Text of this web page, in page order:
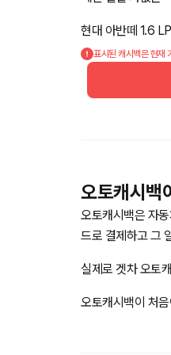
현대 아반떼 1.6
표시된 캐시백은 현재
오토캐시백
오토캐시백은 자
드로 결제하고 그
실제로 겟차 오토
오토캐시백이 처